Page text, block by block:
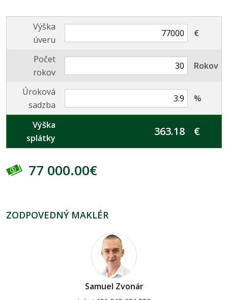
Výška
úveru
€
Počet
rokov
Rokov
Úroková
sadzba
%
Výška
splátky
€
77 000.00€
ZODPOVEDNÝ MAKLÉR
Samuel Zvonár